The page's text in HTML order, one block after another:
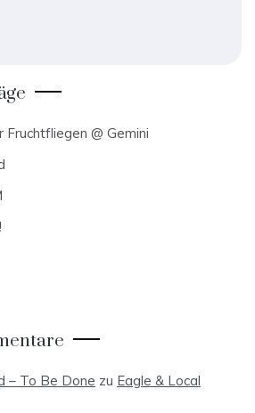
@ Gemini
– To Be Done zu Eagle & Local